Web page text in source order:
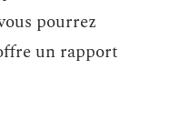
pourrez
un rapport